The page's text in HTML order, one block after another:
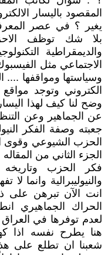
المقصود باليسار
يغير ؟ في عصر
بلا شك توظف
والديمقراطية
الاجتماعي مثل
وسياستها ومواقفها ....
الكتروني وتوجد
وضح لنا كيف لهذا
عن الجماهير وعن
جعبته وصفة الفكر
الحزب الشيوعي وقوى
الجزء الثاني من
فكر الحزب
والنيوليبرالية وانما
انت الآن تبرهن على
الحراك الجماهيري
لعدم توفرها في
هنا يطرح نفسه اذا
شعبنا ان تطلع على هذا